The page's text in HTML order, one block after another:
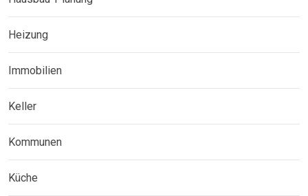
Heizung
Immobilien
Keller
Kommunen
Küche